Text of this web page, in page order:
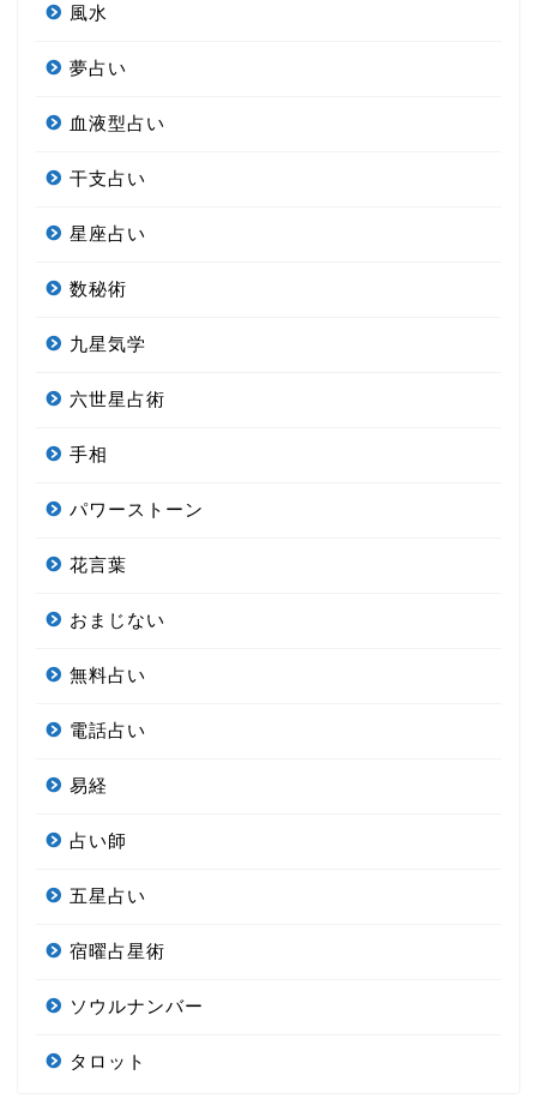
風水
夢占い
血液型占い
干支占い
星座占い
数秘術
九星気学
六世星占術
手相
パワーストーン
花言葉
おまじない
無料占い
電話占い
易経
占い師
五星占い
宿曜占星術
ソウルナンバー
タロット